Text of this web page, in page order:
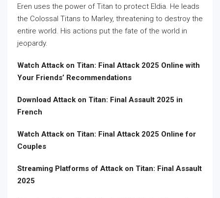
Eren uses the power of Titan to protect Eldia. He leads
the Colossal Titans to Marley, threatening to destroy the
entire world. His actions put the fate of the world in
jeopardy.
Watch Attack on Titan: Final Attack 2025 Online with
Your Friends’ Recommendations
Download Attack on Titan: Final Assault 2025 in
French
Watch Attack on Titan: Final Attack 2025 Online for
Couples
Streaming Platforms of Attack on Titan: Final Assault
2025